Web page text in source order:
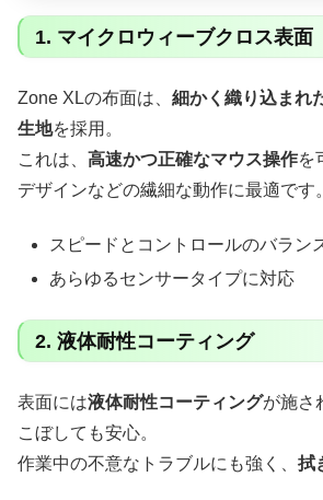
1. マイクロウィーブクロス表面
Zone XLの布面は、 細かく織り込まれ
生地を採用。
これは、 高速かつ正確なマウス操作を
デザインなどの繊細な動作に最適です。
スピードとコントロールのバラン
あらゆるセンサータイプに対応
2. 液体耐性コーティング
表面には液体耐性コーティングが施さ
こぼしても安心。
作業中の不意なトラブルにも強く、 拭